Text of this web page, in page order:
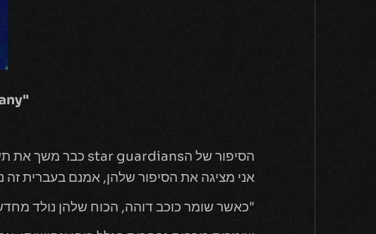
"They will fight as one or fall as many"
הסיפור של הstar guardians כבר משך את תשומת ליבי למשך הרבה זמן,
אני מציגה את הסיפור שלהן, אמנם בעברית זה
"כאשר שומר כוכב דוהה, הכוח שלהן נולד